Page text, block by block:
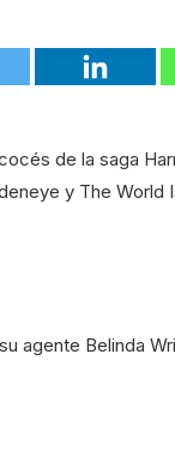
de la saga
y The World
agente Belinda